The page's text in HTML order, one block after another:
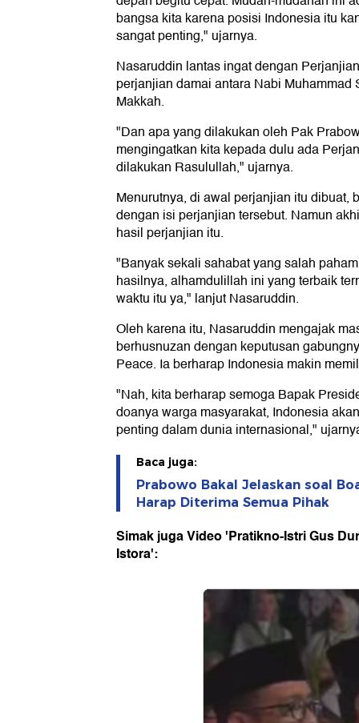
bangsa kita karena posisi Indonesia itu
sangat penting," ujarnya.
Nasaruddin lantas ingat dengan
perjanjian damai antara Nabi Muhammad
Makkah.
"Dan apa yang dilakukan oleh Pak
mengingatkan kita kepada dulu ada
dilakukan Rasulullah," ujarnya.
Menurutnya, di awal perjanjian itu dibuat,
dengan isi perjanjian tersebut. Namun
hasil perjanjian itu.
"Banyak sekali sahabat yang salah
hasilnya, alhamdulillah ini yang terbaik
waktu itu ya," lanjut Nasaruddin.
Oleh karena itu, Nasaruddin mengajak
berhusnuzan dengan keputusan
Peace. Ia berharap Indonesia makin
"Nah, kita berharap semoga Bapak
doanya warga masyarakat, Indonesia
penting dalam dunia internasional,"
Baca juga:
Prabowo Bakal Jelaskan soal
Harap Diterima Semua Pihak
Simak juga Video 'Pratikno-Istri Gus
Istora':